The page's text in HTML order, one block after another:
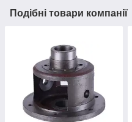
Подібні товари компанії